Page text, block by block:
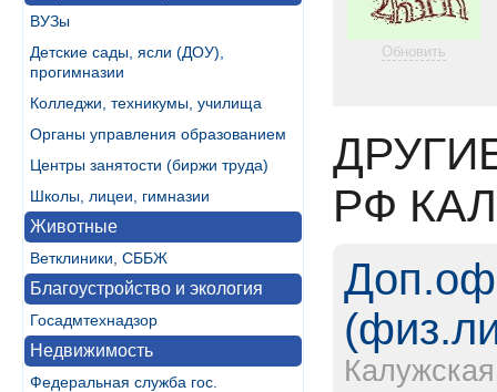
ВУЗы
Детские сады, ясли (ДОУ),
прогимназии
Колледжи, техникумы, училища
Органы управления образованием
Центры занятости (биржи труда)
Школы, лицеи, гимназии
Животные
Ветклиники, СББЖ
Благоустройство и экология
Госадмтехнадзор
Недвижимость
Федеральная служба гос.
Обновить
РФ